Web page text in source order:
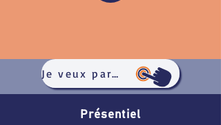
Je veux participer !
Présentiel